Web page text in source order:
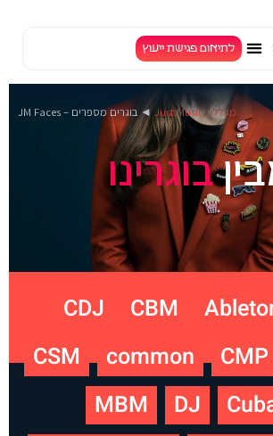
לתיאום פגישת ייעוץ
מכללת Just Music ◄בוגרים מספרים – JM Faces
בוגרינו
CBM
CDJ
CMP
common
CSM
DJ
MBM